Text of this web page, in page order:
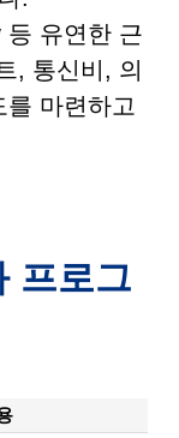
등 유연한 근
, 통신비, 의
마련하고
프로그